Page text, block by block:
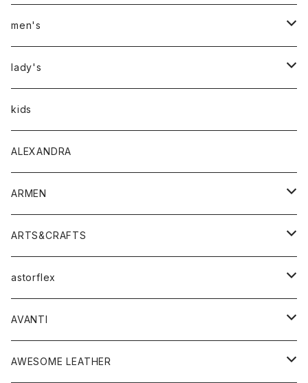
men's
アウター
トップス
Tシャツ
シャツ
ボトムス
lady's
アウター
トップス
Tシャツ・カットソー
シャツ・ブラウス
ボトムス
パンツ
スカート
ワンピース・オールインワン
バッグ
シューズ
アクセサリー
kids
ALEXANDRA
ARMEN
アウター
コート
ジャケット
トップス
ベスト
シャツ
ワンピース
ボトム
ARTS&CRAFTS
アクセサリー
ウォレット
バッグ
astorflex
グッズ
靴
AVANTI
シャツ
AWESOME LEATHER